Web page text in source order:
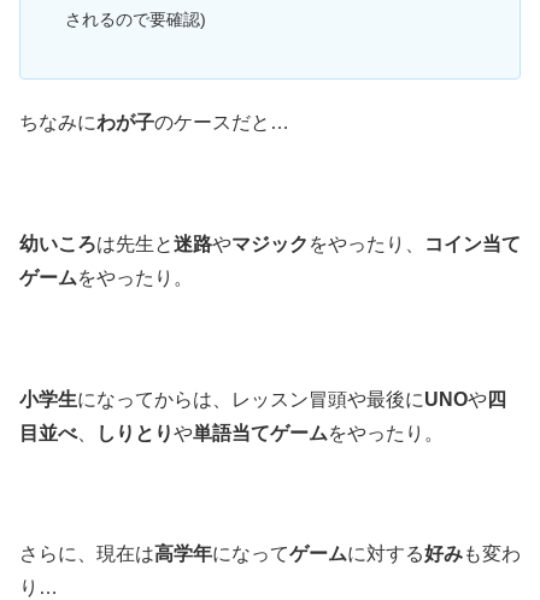
されるので要確認)
ちなみにわが子のケースだと…
幼いころは先生と迷路やマジック をやったり、
コイン当て
ゲームをやったり。
小学生になってからは、レッスン冒頭や最後にUNOや四
目並べ、 しりとりや単語当てゲームをやったり。
さらに、現在は高学年になってゲームに対する好みも変わ
り…